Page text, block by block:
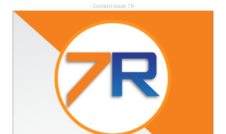
- Contabilidade 7R -